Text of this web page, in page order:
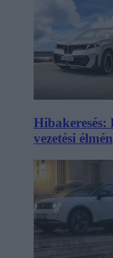
Hibakeresés:
vezetési